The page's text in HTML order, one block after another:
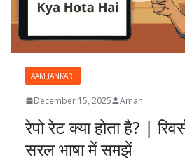
AAM JANKARI
December 15, 2025 Aman
रेपो रेट क्या होता है? |
सरल भाषा में समझें